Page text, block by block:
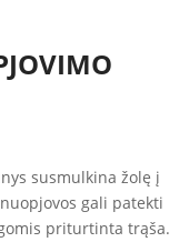
susmulkina žolę į
gali patekti
priturtinta trąša.